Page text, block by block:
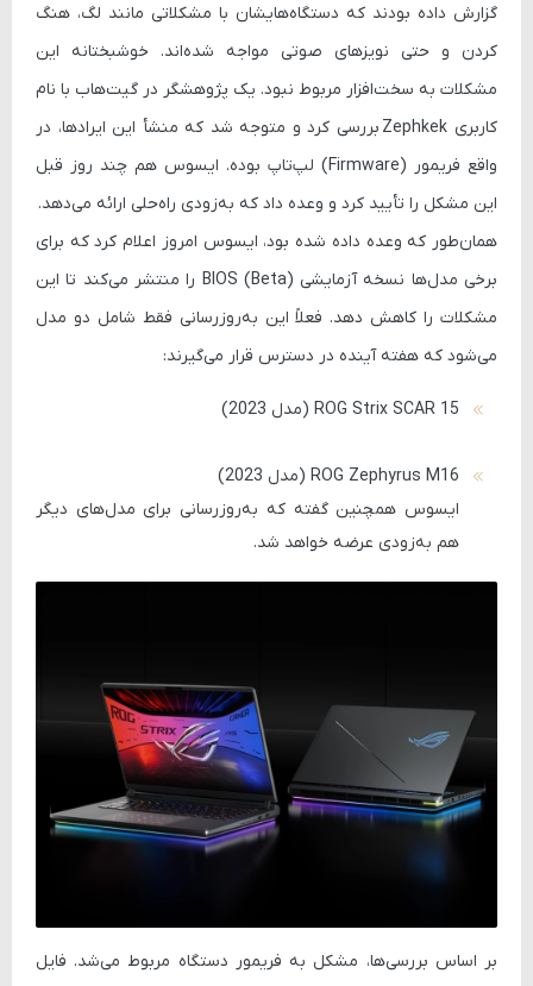
گزارش داده بودند که دستگاه‌هایشان با مشکلاتی مانند لگ، هنگ
کردن و حتی نویزهای صوتی مواجه شده‌اند. خوشبختانه این
مشکلات به سخت‌افزار مربوط نبود. یک پژوهشگر در گیت‌هاب با نام
کاربری Zephkek بررسی کرد و متوجه شد که منشأ این ایرادها، در
واقع فریمور (Firmware) لپ‌تاپ بوده. ایسوس هم چند روز قبل
این مشکل را تأیید کرد و وعده داد که به‌زودی راه‌حلی ارائه می‌دهد.
همان‌طور که وعده داده شده بود، ایسوس امروز اعلام کرد که برای
برخی مدل‌ها نسخه آزمایشی (Beta) BIOS را منتشر می‌کند تا این
مشکلات را کاهش دهد. فعلاً این به‌روزرسانی فقط شامل دو مدل
می‌شود که هفته آینده در دسترس قرار می‌گیرند:
ROG Strix SCAR 15 (مدل 2023)
ROG Zephyrus M16 (مدل 2023)
ایسوس همچنین گفته که به‌روزرسانی برای مدل‌های دیگر
هم به‌زودی عرضه خواهد شد.
بر اساس بررسی‌ها، مشکل به فریمور دستگاه مربوط می‌شد. فایل